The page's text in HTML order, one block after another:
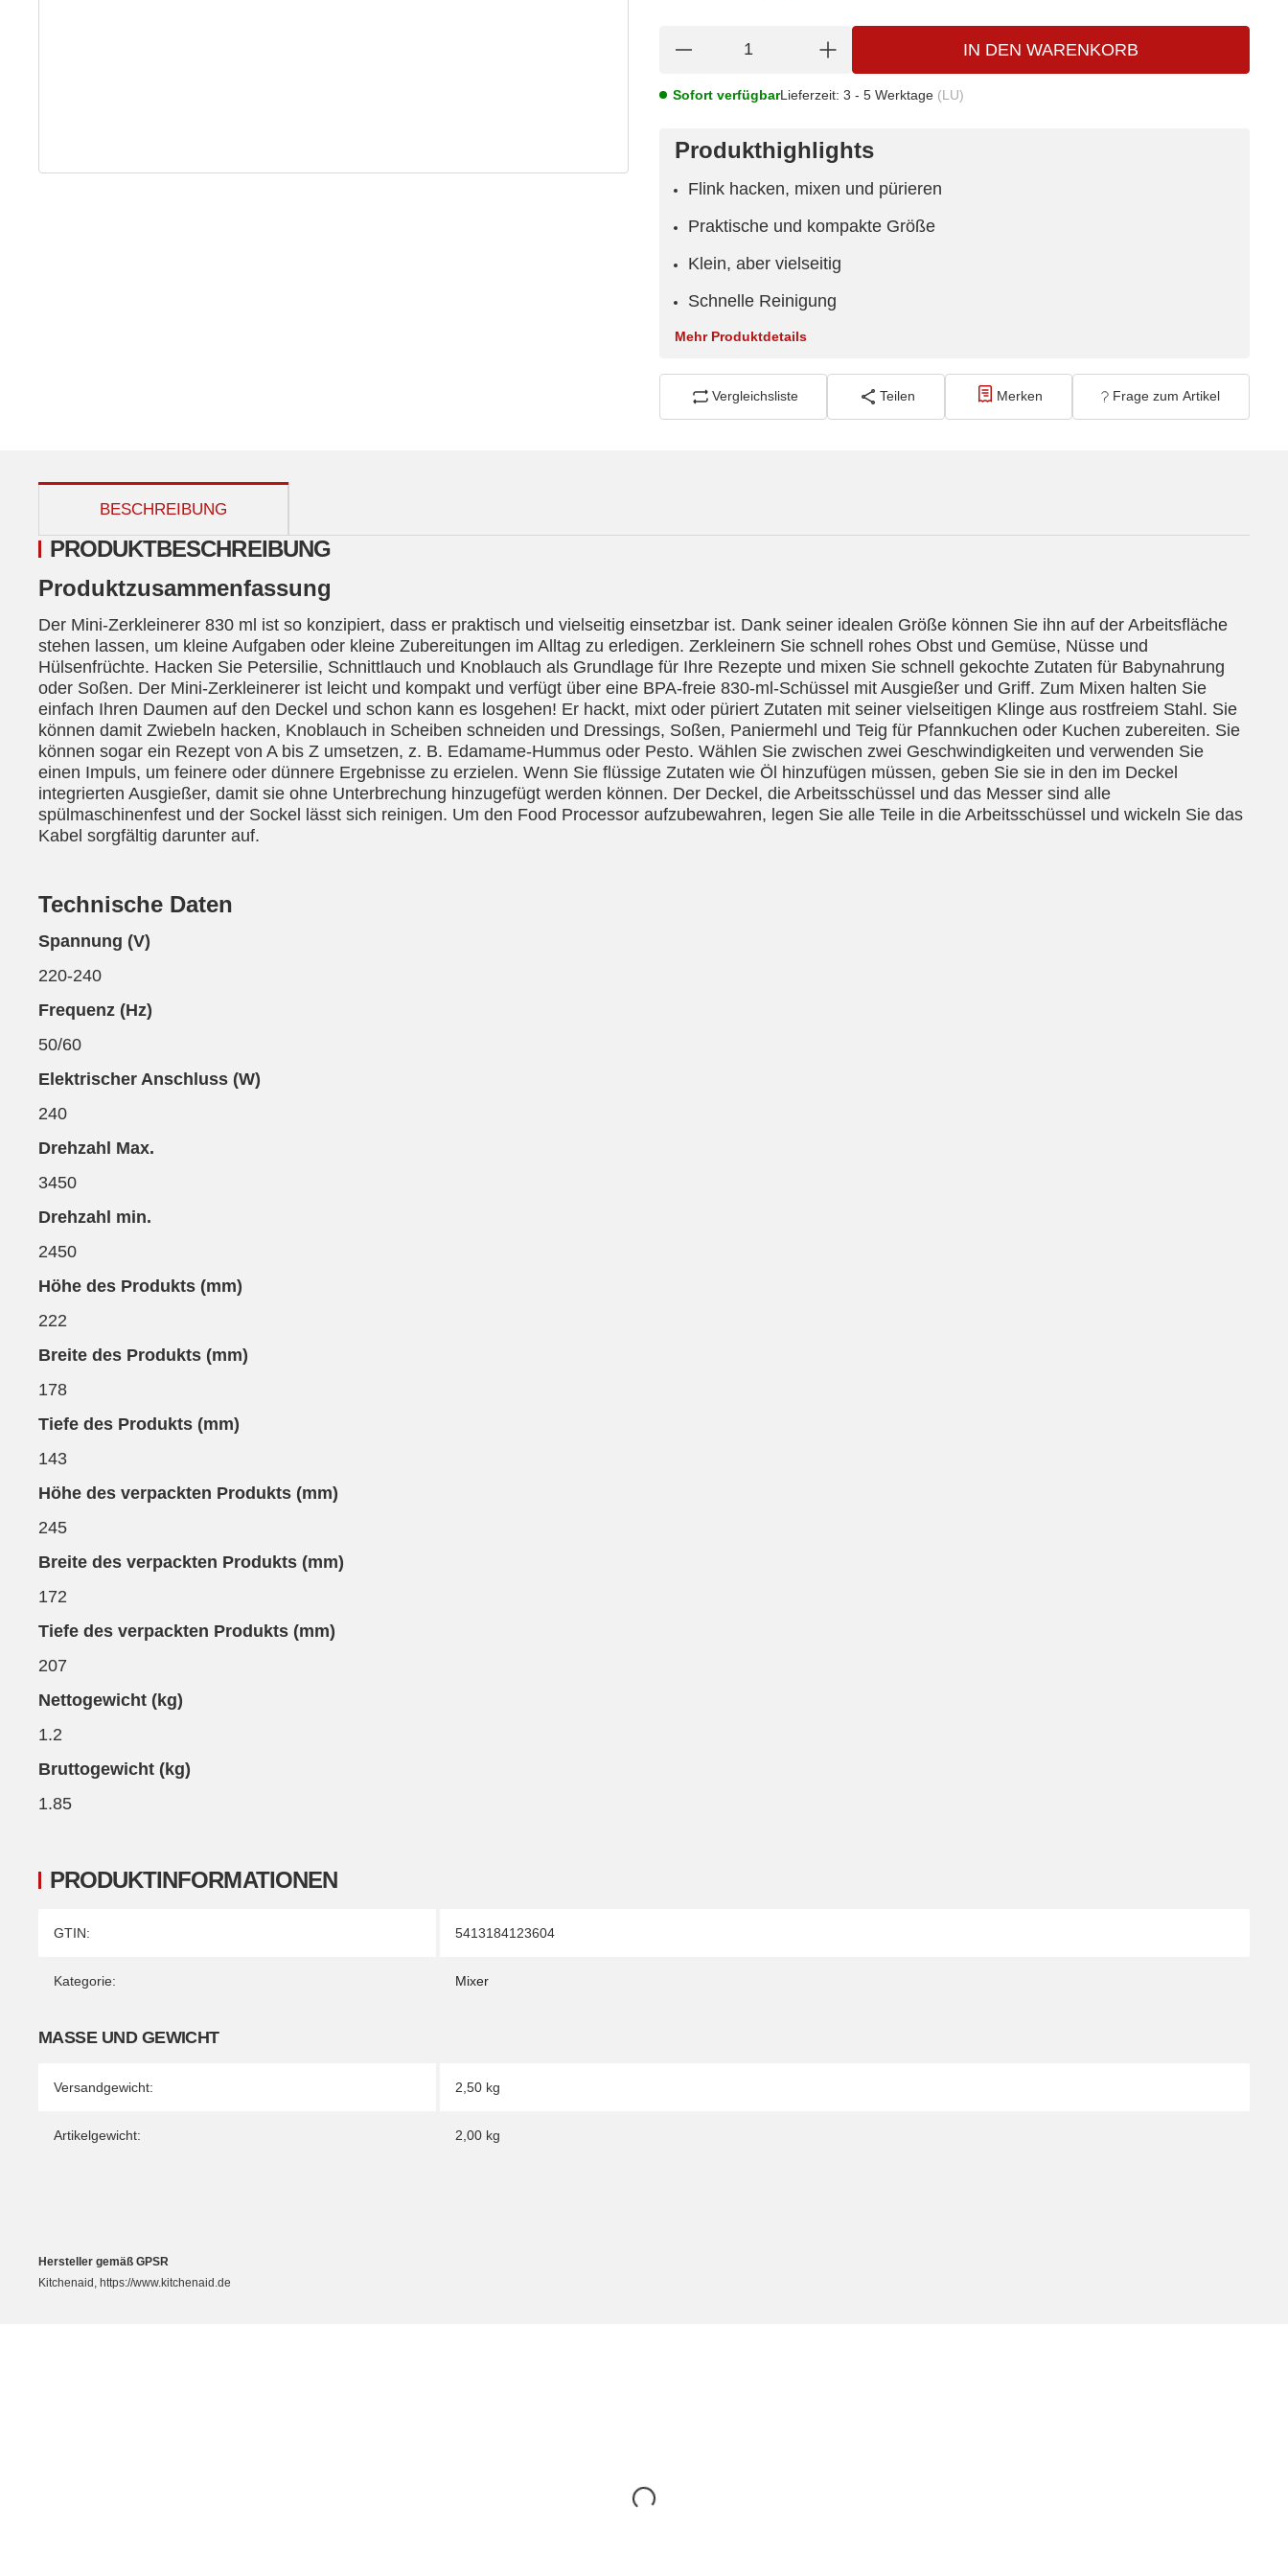
IN DEN WARENKORB
Sofort verfügbarLieferzeit: 3 - 5 Werktage (LU)
Produkthighlights
Flink hacken, mixen und pürieren
Praktische und kompakte Größe
Klein, aber vielseitig
Schnelle Reinigung
Mehr Produktdetails
Vergleichsliste Teilen Merken Frage zum Artikel
weitere Registerkarten anzeigen
BESCHREIBUNG
PRODUKTINFORMATIONEN
Produkteigenschaft
Wert
GTIN: 5413184123604
Kategorie: Mixer
MASSE UND GEWICHT
Versandgewicht: 2,50 kg
Artikelgewicht: 2,00 kg
PRODUKTBESCHREIBUNG
Produktzusammenfassung
Der Mini-Zerkleinerer 830 ml ist so konzipiert, dass er praktisch und vielseitig einsetzbar ist. Dank seiner idealen Größe können Sie ihn auf der Arbeitsfläche
stehen lassen, um kleine Aufgaben oder kleine Zubereitungen im Alltag zu erledigen. Zerkleinern Sie schnell rohes Obst und Gemüse, Nüsse und
Hülsenfrüchte. Hacken Sie Petersilie, Schnittlauch und Knoblauch als Grundlage für Ihre Rezepte und mixen Sie schnell gekochte Zutaten für Babynahrung
oder Soßen. Der Mini-Zerkleinerer ist leicht und kompakt und verfügt über eine BPA-freie 830-ml-Schüssel mit Ausgießer und Griff. Zum Mixen halten Sie
einfach Ihren Daumen auf den Deckel und schon kann es losgehen! Er hackt, mixt oder püriert Zutaten mit seiner vielseitigen Klinge aus rostfreiem Stahl. Sie
können damit Zwiebeln hacken, Knoblauch in Scheiben schneiden und Dressings, Soßen, Paniermehl und Teig für Pfannkuchen oder Kuchen zubereiten. Sie
können sogar ein Rezept von A bis Z umsetzen, z. B. Edamame-Hummus oder Pesto. Wählen Sie zwischen zwei Geschwindigkeiten und verwenden Sie
einen Impuls, um feinere oder dünnere Ergebnisse zu erzielen. Wenn Sie flüssige Zutaten wie Öl hinzufügen müssen, geben Sie sie in den im Deckel
integrierten Ausgießer, damit sie ohne Unterbrechung hinzugefügt werden können. Der Deckel, die Arbeitsschüssel und das Messer sind alle
spülmaschinenfest und der Sockel lässt sich reinigen. Um den Food Processor aufzubewahren, legen Sie alle Teile in die Arbeitsschüssel und wickeln Sie das
Kabel sorgfältig darunter auf.
Technische Daten
Spannung (V)
220-240
Frequenz (Hz)
50/60
Elektrischer Anschluss (W)
240
Drehzahl Max.
3450
Drehzahl min.
2450
Höhe des Produkts (mm)
222
Breite des Produkts (mm)
178
Tiefe des Produkts (mm)
143
Höhe des verpackten Produkts (mm)
245
Breite des verpackten Produkts (mm)
172
Tiefe des verpackten Produkts (mm)
207
Nettogewicht (kg)
1.2
Bruttogewicht (kg)
1.85
Hersteller gemäß GPSR
Kitchenaid, https://www.kitchenaid.de